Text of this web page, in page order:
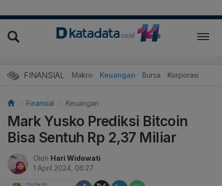
FINANSIAL Makro Keuangan Bursa Korporasi
Finansial Keuangan
Mark Yusko Prediksi Bitcoin
Bisa Sentuh Rp 2,37 Miliar
Oleh Hari Widowati
1 April 2024, 06:27